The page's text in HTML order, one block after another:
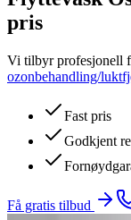
pris
Vi tilbyr profesjonell
ozonbehandling/
Fast pris
Godkjent
Få gratis tilbud